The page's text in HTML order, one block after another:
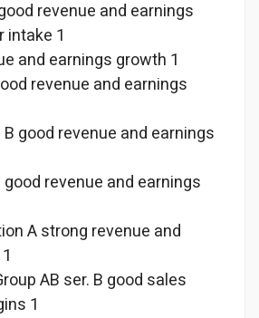
revenue and earnings
intake 1
and earnings growth 1
revenue and earnings
good revenue and earnings
good revenue and earnings
A strong revenue and
AB ser. B good sales
1